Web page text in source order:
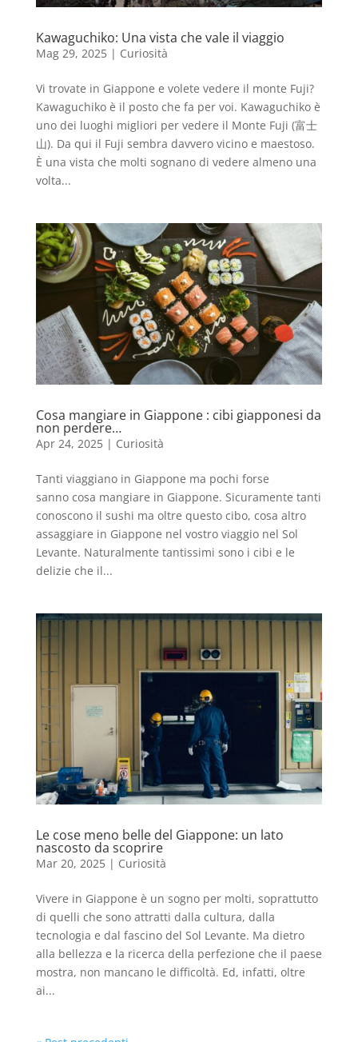
Kawaguchiko: Una vista che vale il viaggio
Mag 29, 2025| Curiosità
Vi trovate in Giappone e volete vedere il monte Fuji?
Kawaguchiko è il posto che fa per voi. Kawaguchiko è
uno dei luoghi migliori per vedere il Monte Fuji (富士
山). Da qui il Fuji sembra davvero vicino e maestoso.
È una vista che molti sognano di vedere almeno una
volta...
Cosa mangiare in Giappone : cibi giapponesi da
non perdere…
Apr 24, 2025| Curiosità
Tanti viaggiano in Giappone ma pochi forse
sanno cosa mangiare in Giappone. Sicuramente tanti
conoscono il sushi ma oltre questo cibo, cosa altro
assaggiare in Giappone nel vostro viaggio nel Sol
Levante. Naturalmente tantissimi sono i cibi e le
delizie che il...
Le cose meno belle del Giappone: un lato
nascosto da scoprire
Mar 20, 2025| Curiosità
Vivere in Giappone è un sogno per molti, soprattutto
di quelli che sono attratti dalla cultura, dalla
tecnologia e dal fascino del Sol Levante. Ma dietro
alla bellezza e la ricerca della perfezione che il paese
mostra, non mancano le difficoltà. Ed, infatti, oltre
ai...